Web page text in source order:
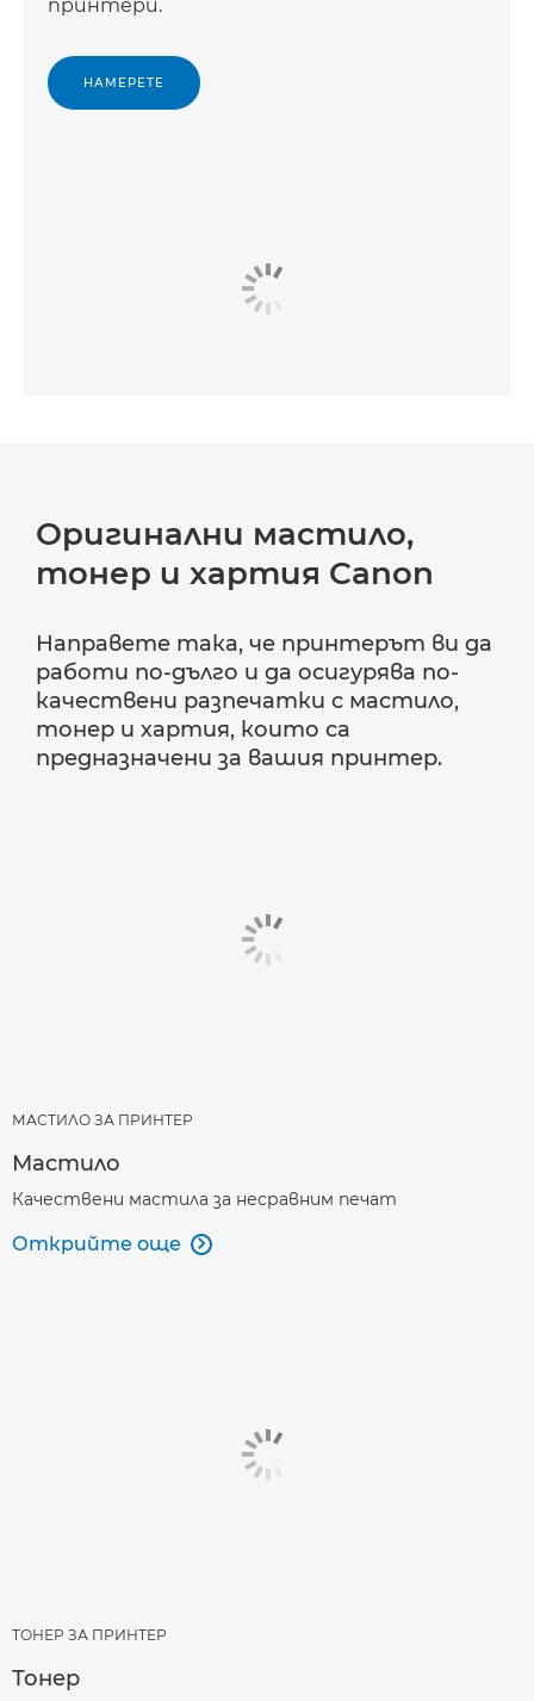
принтери.
НАМЕРЕТЕ
Оригинални мастило,
тонер и хартия Canon
Направете така, че принтерът ви да
работи по-дълго и да осигурява по-
качествени разпечатки с мастило,
тонер и хартия, които са
предназначени за вашия принтер.
МАСТИЛО ЗА ПРИНТЕР
Мастило
Качествени мастила за несравним печат
Открийте още 
ТОНЕР ЗА ПРИНТЕР
Тонер